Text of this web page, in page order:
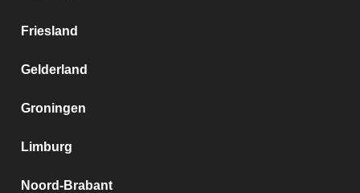
Friesland
Gelderland
Groningen
Limburg
Noord-Brabant